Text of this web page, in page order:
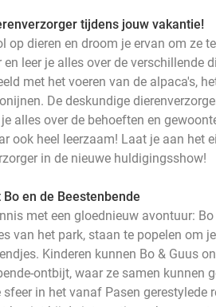
tijdens jouw vakantie!
op dieren en droom je ervan om ze
en leer je alles over de verschillende
met het voeren van de alpaca's,
De deskundige
alles over de behoeften en
ook heel leerzaam! Laat je aan het
in de nieuwe huldigingsshow!
en de Beestenbende
met een gloednieuw avontuur:
van het park, staan te popelen om
Kinderen kunnen Bo & Guus
ontbijt, waar ze samen kunnen
sfeer in het vanaf Pasen